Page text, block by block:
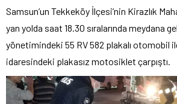
Samsun’un Tekkeköy İlçesi’nin Kirazlık
yan yolda saat 18.30 sıralarında meydana
yönetimindeki 55 RV 582 plakalı otomobil
idaresindeki plakasız motosiklet çarpıştı.